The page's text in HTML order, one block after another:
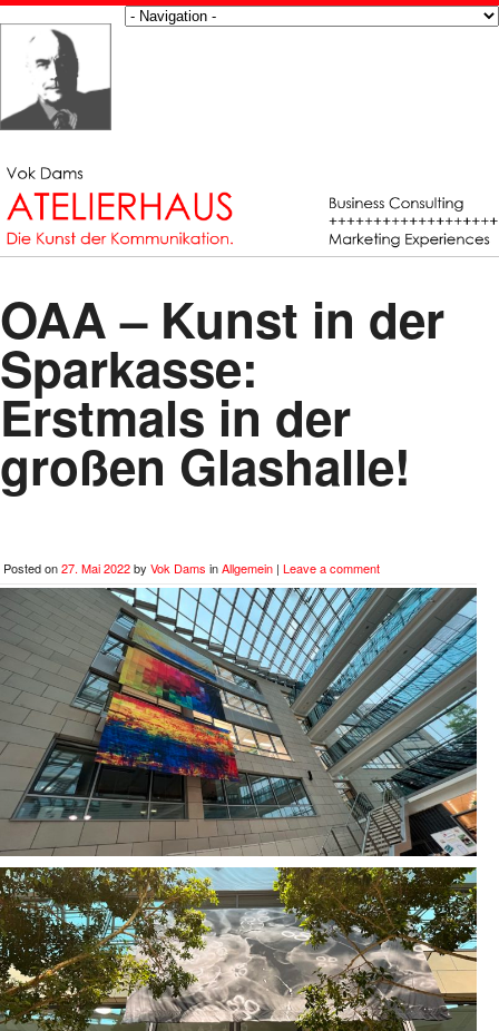
OAA – Kunst in der
Sparkasse:
Erstmals in der
großen Glashalle!
Posted on27. Mai 2022by Vok Dams inAllgemein | Leave a comment